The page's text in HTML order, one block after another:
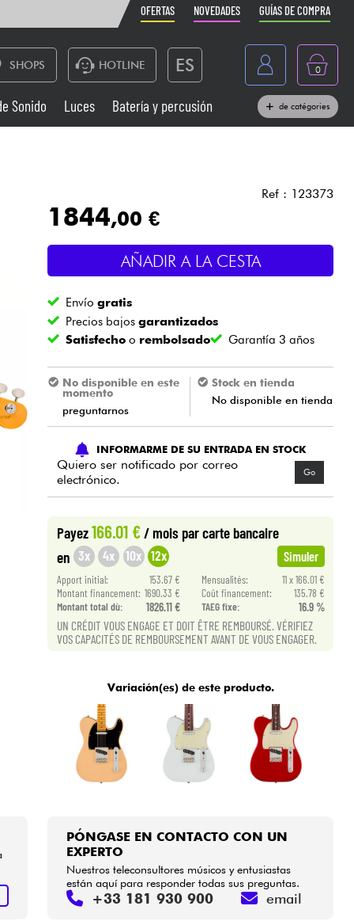
OFERTAS NOVEDADES GUÍAS DE COMPRA
SHOPS HOTLINE ES
France
Belgique
Nederland
0
Sistemas de Sonido
Vientos
Cables & Acces.
Sonido Luces Batería y percusión de catégories
Ref : 123373
1844,00 €
AÑADIR A LA CESTA
Envíogratis
Precios bajosgarantizados
Satisfecho o rembolsado Garantía 3 años
No disponible en este
momento
preguntarnos
Stock en tienda
No disponible en tienda
INFORMARME DE SU ENTRADA EN STOCK
Quiero ser notificado por correo
electrónico.
Go
Payez166.01 €/ mois par carte bancaire
en 3x 4x 10x 12x Simuler
Apport initial: 153.67 € Mensualités:
11 x 166.01 €
Montant financement: 1690.33 € Coût financement:
135.78 €
Montant total dù:
1826.11 € TAEG fixe: 16.9 %
UN CRÉDIT VOUS ENGAGE ET DOIT ÊTRE REMBOURSÉ. VÉRIFIEZ
VOS CAPACITÉS DE REMBOURSEMENT AVANT DE VOUS ENGAGER.
Variación(es) de este producto.
PÓNGASE EN CONTACTO CON UN
EXPERTO
Nuestros teleconsultores músicos y entusiastas
están aquí para responder todas sus preguntas.
+33 181 930 900 email